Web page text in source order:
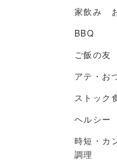
家飲み
BBQ
ご飯の友
アテ・お
ストッ
ヘルシー
時短・カ
調理